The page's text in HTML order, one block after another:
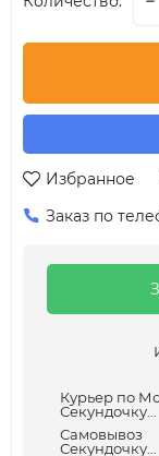
Избранное
Заказ по
Курьер по
Секундочку...
Самовывоз
Секундочку...